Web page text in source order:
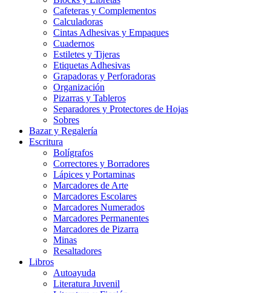
Cafeteras y Complementos
Calculadoras
Cintas Adhesivas y Empaques
Cuadernos
Estiletes y Tijeras
Etiquetas Adhesivas
Grapadoras y Perforadoras
Organización
Pizarras y Tableros
Separadores y Protectores de Hojas
Sobres
Bazar y Regalería
Escritura
Bolígrafos
Correctores y Borradores
Lápices y Portaminas
Marcadores de Arte
Marcadores Escolares
Marcadores Numerados
Marcadores Permanentes
Marcadores de Pizarra
Minas
Resaltadores
Libros
Autoayuda
Literatura Juvenil